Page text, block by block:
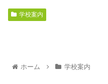
学校案内
ホーム 学校案内